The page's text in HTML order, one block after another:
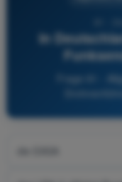
In
Frage 81 -